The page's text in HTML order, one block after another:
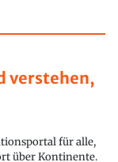
verstehen,
für alle,
über Kontinente.